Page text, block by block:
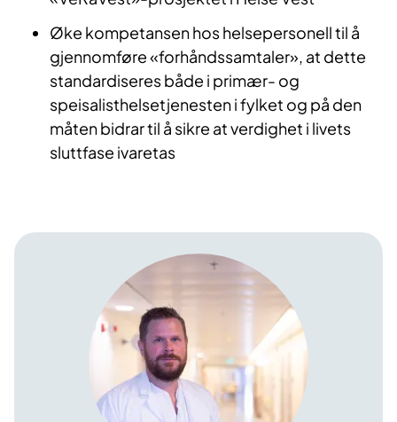
Øke kompetansen hos helsepersonell til å
gjennomføre «forhåndssamtaler», at dette
standardiseres både i primær- og
speisalisthelsetjenesten i fylket og på den
måten bidrar til å sikre at verdighet i livets
sluttfase ivaretas